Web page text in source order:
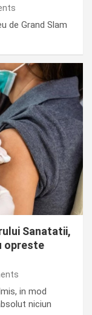
de Grand Slam
Sanatatii,
opreste
in mod
niciun